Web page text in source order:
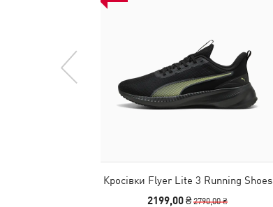
Кросівки Flyer Lite 3 Running Shoes
2199,00 ₴2790,00 ₴